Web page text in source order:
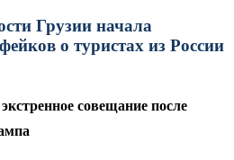
Грузии начала
о туристах из России
совещание после